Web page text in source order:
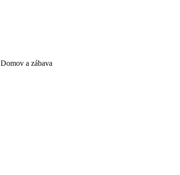
Domov a zábava